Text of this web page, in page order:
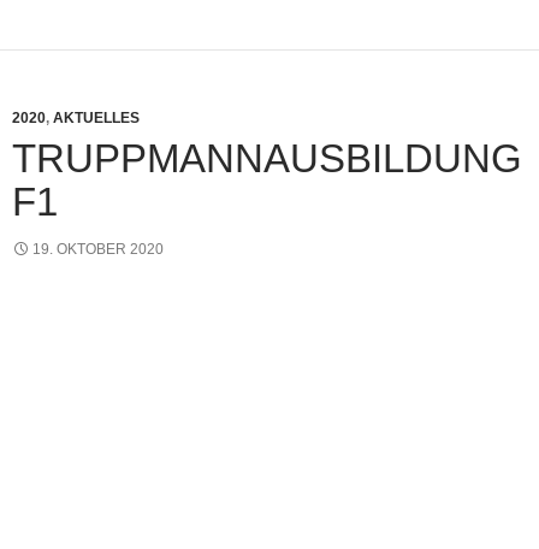
2020, AKTUELLES
TRUPPMANNAUSBILDUNG
F1
19. OKTOBER 2020